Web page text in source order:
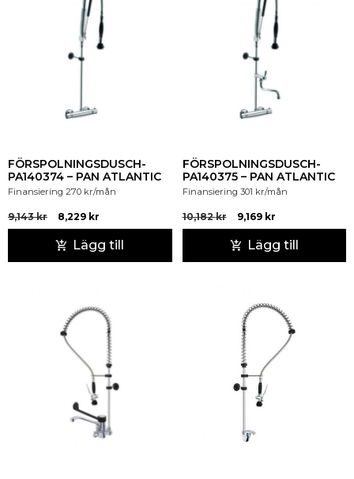
FÖRSPOLNINGSDUSCH-
PA140374 – PAN ATLANTIC
Finansiering 270 kr/mån
9,143kr 8,229 kr
Lägg till
FÖRSPOLNINGSDUSCH-
PA140375 – PAN ATLANTIC
Finansiering 301 kr/mån
10,182kr 9,169 kr
Lägg till